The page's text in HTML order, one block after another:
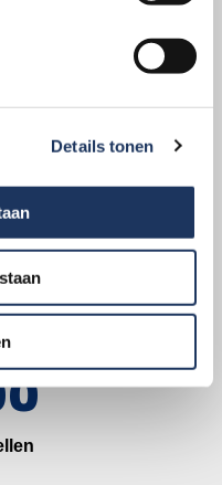
Details tonen
in cijfers